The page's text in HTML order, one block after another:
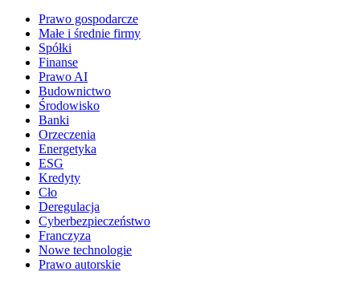
Prawo gospodarcze
Małe i średnie firmy
Spółki
Finanse
Prawo AI
Budownictwo
Środowisko
Banki
Orzeczenia
Energetyka
ESG
Kredyty
Cło
Deregulacja
Cyberbezpieczeństwo
Franczyza
Nowe technologie
Prawo autorskie